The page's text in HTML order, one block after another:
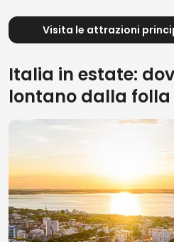
Visita le attrazioni
Italia in estate:
lontano dalla folla